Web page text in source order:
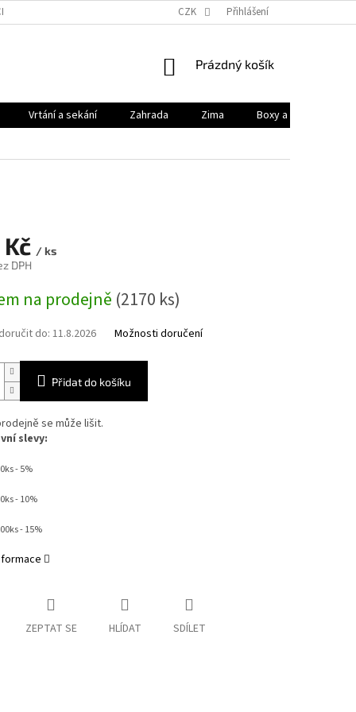
PODMÍNKY PODMÍNKY OCHRANY OSOBNÍCH ÚDAJŮ
CZK Přihlášení
NÁKUPNÍ
Prázdný košík
Vrtání a sekání Zahrada Zima Boxy a brašny
/ ks
DPH
na prodejně (2170 ks)
do: 11.8.2026 Možnosti doručení
Přidat do košíku
se může lišit.
slevy:
- 5%
- 10%
- 15%
ZEPTAT SE HLÍDAT SDÍLET